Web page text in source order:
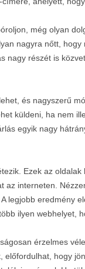
még olyan
nagyra nőtt,
nagy részét is
és nagyszerű
küldeni, ha nem
egyik nagy
Ezek az
az interneten.
legjobb eredmény
ilyen webhelyet,
érzelmes
előfordulhat, hogy